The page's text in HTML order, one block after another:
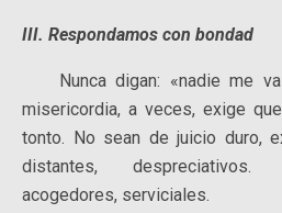
III. Respondamos con bondad
Nunca digan: «nadie me
misericordia, a veces, exige
tonto. No sean de juicio duro,
distantes, despreciativos.
acogedores, serviciales.